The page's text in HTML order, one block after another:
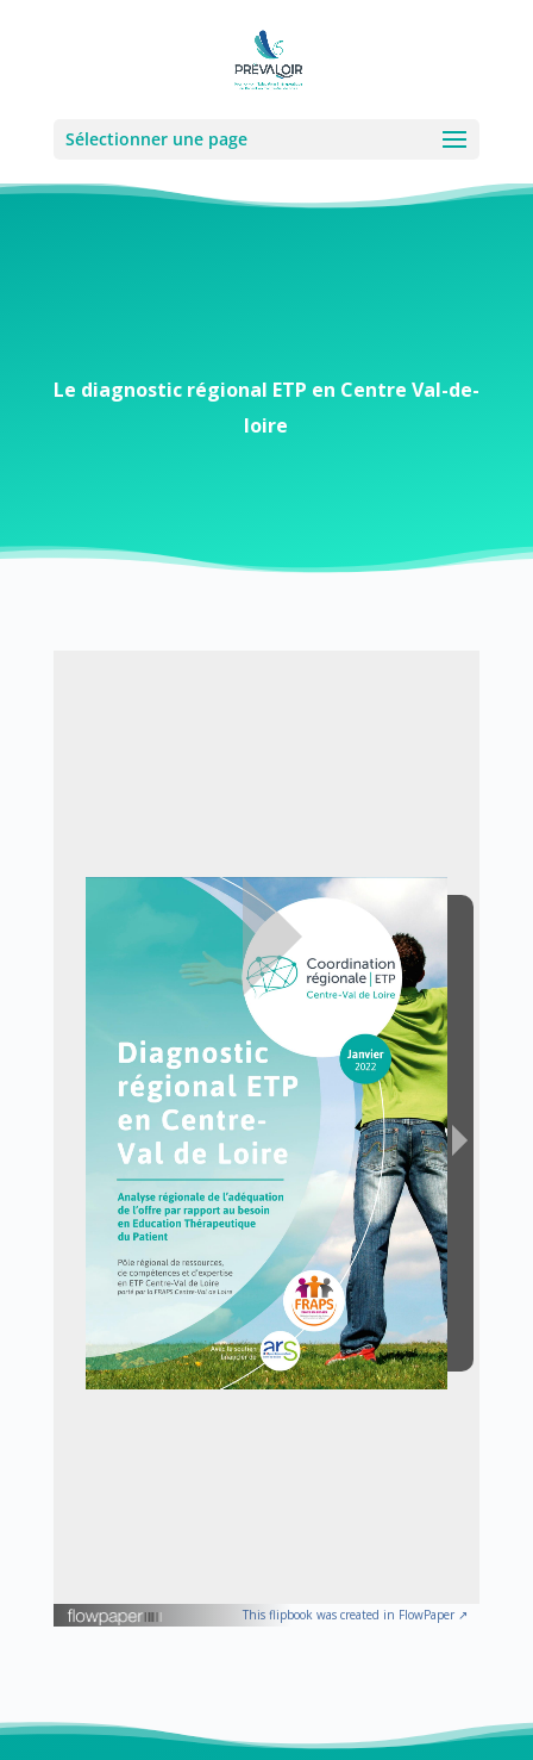
Sélectionner une page
Le diagnostic régional ETP en Centre Val-de-
loire
This flipbook was created in FlowPaper ↗